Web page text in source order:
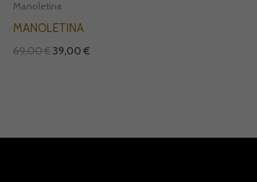
Manoletina
MANOLETINA
69,00€39,00 €